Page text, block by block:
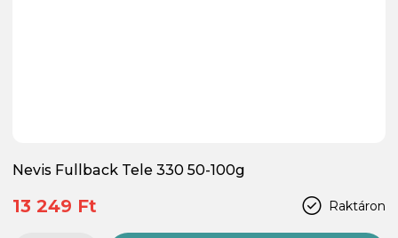
Nevis Fullback Tele 330 50-100g
Raktáron
13 249 Ft